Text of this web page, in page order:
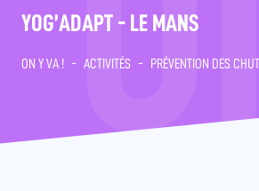
YOG’ADAPT - LE MANS
ON Y VA ! - ACTIVITÉS - PRÉVENTION DES